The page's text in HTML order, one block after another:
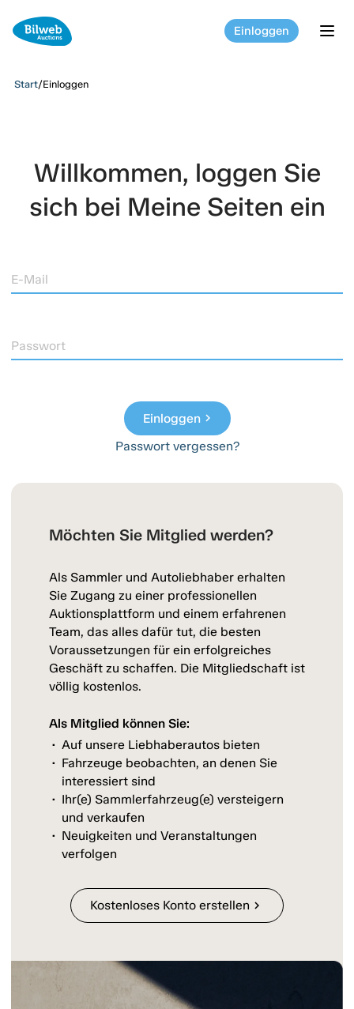
Einloggen
Start/Einloggen
Willkommen, loggen Sie
sich bei Meine Seiten ein
E-Mail
Passwort
Einloggenchevron_right
Passwort vergessen?
Möchten Sie Mitglied werden?
Als Sammler und Autoliebhaber erhalten
Sie Zugang zu einer professionellen
Auktionsplattform und einem erfahrenen
Team, das alles dafür tut, die besten
Voraussetzungen für ein erfolgreiches
Geschäft zu schaffen. Die Mitgliedschaft ist
völlig kostenlos.
Als Mitglied können Sie:
Auf unsere Liebhaberautos bieten
Fahrzeuge beobachten, an denen Sie
interessiert sind
Ihr(e) Sammlerfahrzeug(e) versteigern
und verkaufen
Neuigkeiten und Veranstaltungen
verfolgen
Kostenloses Konto erstellen chevron_right